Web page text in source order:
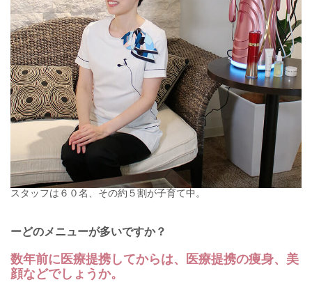
スタッフは６０名、その約５割が子育て中。
ーどのメニューが多いですか？
数年前に医療提携してからは、医療提携の痩身、美
顔などでしょうか。